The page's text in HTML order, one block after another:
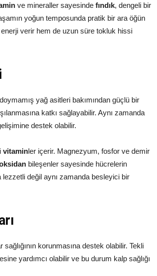
ve mineraller sayesinde fındık, dengeli bir
yoğun temposunda pratik bir ara öğün
verir hem de uzun süre tokluk hissi
yağ asitleri bakımından güçlü bir
katkı sağlayabilir. Aynı zamanda
destek olabilir.
vitaminler içerir. Magnezyum, fosfor ve demir
bileşenler sayesinde hücrelerin
lezzetli değil aynı zamanda besleyici bir
sağlığının korunmasına destek olabilir. Tekli
yardımcı olabilir ve bu durum kalp sağlığı